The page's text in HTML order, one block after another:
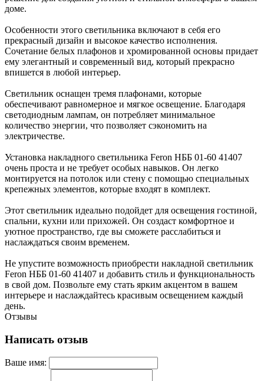
доме.
Особенности этого светильника включают в себя его
прекрасный дизайн и высокое качество исполнения.
Сочетание белых плафонов и хромированной основы придает
ему элегантный и современный вид, который прекрасно
впишется в любой интерьер.
Светильник оснащен тремя плафонами, которые
обеспечивают равномерное и мягкое освещение. Благодаря
светодиодным лампам, он потребляет минимальное
количество энергии, что позволяет сэкономить на
электричестве.
Установка накладного светильника Feron НББ 01-60 41407
очень проста и не требует особых навыков. Он легко
монтируется на потолок или стену с помощью специальных
крепежных элементов, которые входят в комплект.
Этот светильник идеально подойдет для освещения гостиной,
спальни, кухни или прихожей. Он создаст комфортное и
уютное пространство, где вы сможете расслабиться и
наслаждаться своим временем.
Не упустите возможность приобрести накладной светильник
Feron НББ 01-60 41407 и добавить стиль и функциональность
в свой дом. Позвольте ему стать ярким акцентом в вашем
интерьере и наслаждайтесь красивым освещением каждый
день.
Отзывы
Написать отзыв
Ваше имя: